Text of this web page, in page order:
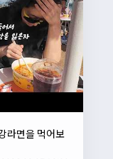
라면을 먹어보